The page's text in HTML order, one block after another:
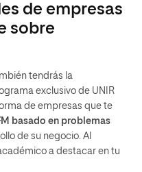
de empresas
sobre
tendrás la
exclusivo de UNIR
de empresas que te
basado en problemas
de su negocio. Al
a destacar en tu